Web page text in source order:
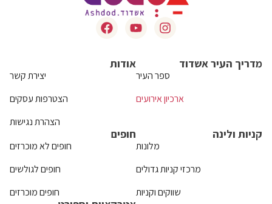
אודות
יצירת קשר
הצטרפות עסקים
הצהרת נגישות
מדריך העיר אשדוד
ספר העיר
ארכיון אירועים
חופים
חופים לא מוכרזים
חופים לגולשים
חופים מוכרזים
קניות ולינה
מלונות
מרכזי קניות גדולים
שווקים וקניות